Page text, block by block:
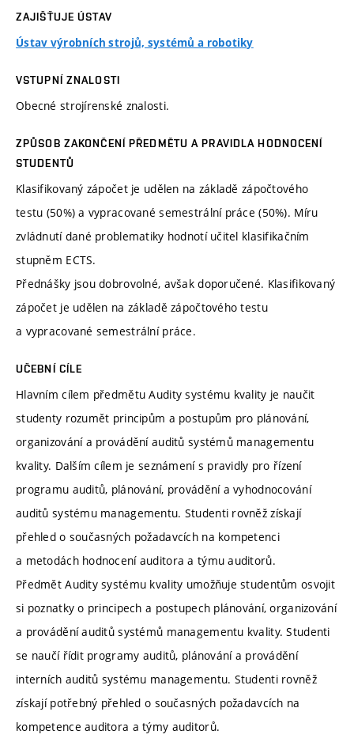
ZAJIŠŤUJE ÚSTAV
Ústav výrobních strojů, systémů a robotiky
VSTUPNÍ ZNALOSTI
Obecné strojírenské znalosti.
ZPŮSOB ZAKONČENÍ PŘEDMĚTU A PRAVIDLA HODNOCENÍ
STUDENTŮ
Klasifikovaný zápočet je udělen na základě zápočtového
testu (50%) a vypracované semestrální práce (50%). Míru
zvládnutí dané problematiky hodnotí učitel klasifikačním
stupněm ECTS.
Přednášky jsou dobrovolné, avšak doporučené. Klasifikovaný
zápočet je udělen na základě zápočtového testu
a vypracované semestrální práce.
UČEBNÍ CÍLE
Hlavním cílem předmětu Audity systému kvality je naučit
studenty rozumět principům a postupům pro plánování,
organizování a provádění auditů systémů managementu
kvality. Dalším cílem je seznámení s pravidly pro řízení
programu auditů, plánování, provádění a vyhodnocování
auditů systému managementu. Studenti rovněž získají
přehled o současných požadavcích na kompetenci
a metodách hodnocení auditora a týmu auditorů.
Předmět Audity systému kvality umožňuje studentům osvojit
si poznatky o principech a postupech plánování, organizování
a provádění auditů systémů managementu kvality. Studenti
se naučí řídit programy auditů, plánování a provádění
interních auditů systému managementu. Studenti rovněž
získají potřebný přehled o současných požadavcích na
kompetence auditora a týmy auditorů.